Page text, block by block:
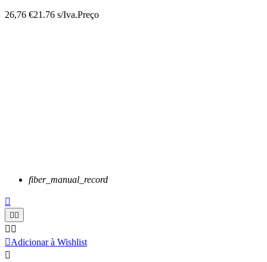
26,76 €21.76 s/Iva.Preço
fiber_manual_record


 
Adicionar à Wishlist
